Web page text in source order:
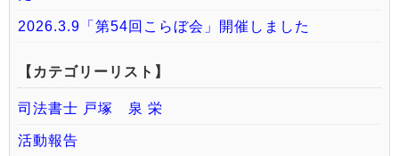
2026.3.9「第54回こらぼ会」開催しました
【カテゴリーリスト】
司法書士 戸塚 泉 栄
活動報告